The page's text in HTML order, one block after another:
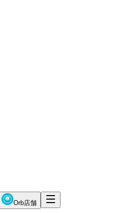
Orb店舗